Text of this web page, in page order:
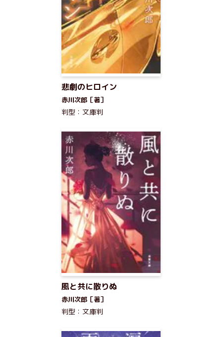
悲劇のヒロイン
赤川次郎［著］
判型：文庫判
風と共に散りぬ
赤川次郎［著］
判型：文庫判